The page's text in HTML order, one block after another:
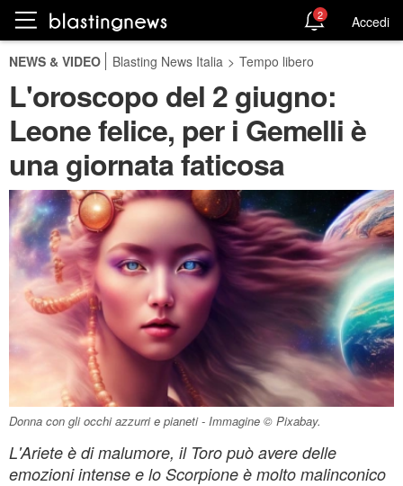
2 Accedi
NEWS & VIDEO Blasting News Italia > Tempo libero
L'oroscopo del 2 giugno:
Leone felice, per i Gemelli è
una giornata faticosa
Donna con gli occhi azzurri e pianeti - Immagine © Pixabay.
L'Ariete è di malumore, il Toro può avere delle
emozioni intense e lo Scorpione è molto malinconico